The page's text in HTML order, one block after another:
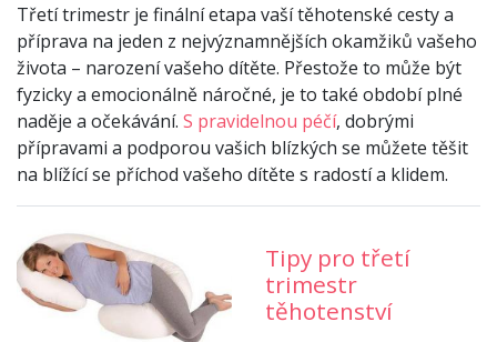
Třetí trimestr je finální etapa vaší těhotenské cesty a
příprava na jeden z nejvýznamnějších okamžiků vašeho
života – narození vašeho dítěte. Přestože to může být
fyzicky a emocionálně náročné, je to také období plné
naděje a očekávání. S pravidelnou péčí, dobrými
přípravami a podporou vašich blízkých se můžete těšit
na blížící se příchod vašeho dítěte s radostí a klidem.
Tipy pro třetí
trimestr
těhotenství